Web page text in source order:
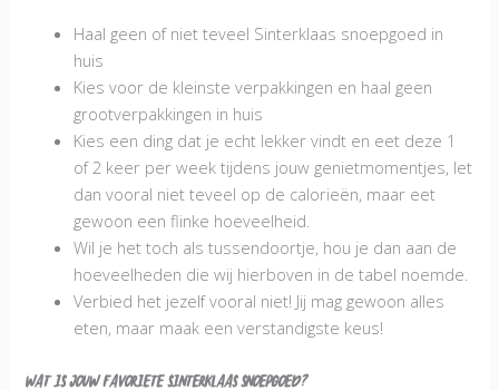
Haal geen of niet teveel Sinterklaas snoepgoed in
huis
Kies voor de kleinste verpakkingen en haal geen
grootverpakkingen in huis
Kies een ding dat je echt lekker vindt en eet deze 1
of 2 keer per week tijdens jouw genietmomentjes, let
dan vooral niet teveel op de calorieën, maar eet
gewoon een flinke hoeveelheid.
Wil je het toch als tussendoortje, hou je dan aan de
hoeveelheden die wij hierboven in de tabel noemde.
Verbied het jezelf vooral niet! Jij mag gewoon alles
eten, maar maak een verstandigste keus!